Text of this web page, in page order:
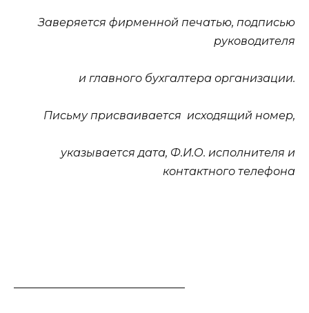
Заверяется фирменной печатью, подписью
руководителя
и главного бухгалтера организации.
Письму присваивается исходящий номер,
указывается дата, Ф.И.О. исполнителя и
контактного телефона